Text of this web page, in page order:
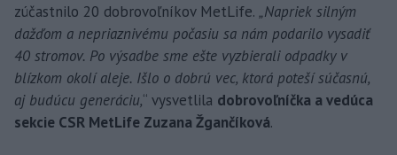
zúčastnilo 20 dobrovoľníkov MetLife. „Napriek silným
dažďom a nepriaznivému počasiu sa nám podarilo vysadiť
40 stromov. Po výsadbe sme ešte vyzbierali odpadky v
blízkom okolí aleje. Išlo o dobrú vec, ktorá poteší súčasnú,
aj budúcu generáciu,“ vysvetlila dobrovoľníčka a vedúca
sekcie CSR MetLife Zuzana Žgančíková.